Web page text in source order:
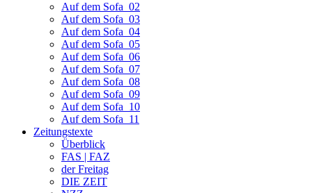
Auf dem Sofa_02
Auf dem Sofa_03
Auf dem Sofa_04
Auf dem Sofa_05
Auf dem Sofa_06
Auf dem Sofa_07
Auf dem Sofa_08
Auf dem Sofa_09
Auf dem Sofa_10
Auf dem Sofa_11
Zeitungstexte
Überblick
FAS | FAZ
der Freitag
DIE ZEIT